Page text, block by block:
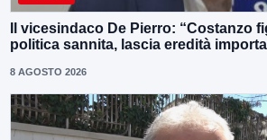
Il vicesindaco De Pierro: “Costanzo
politica sannita, lascia eredità
8 AGOSTO 2026